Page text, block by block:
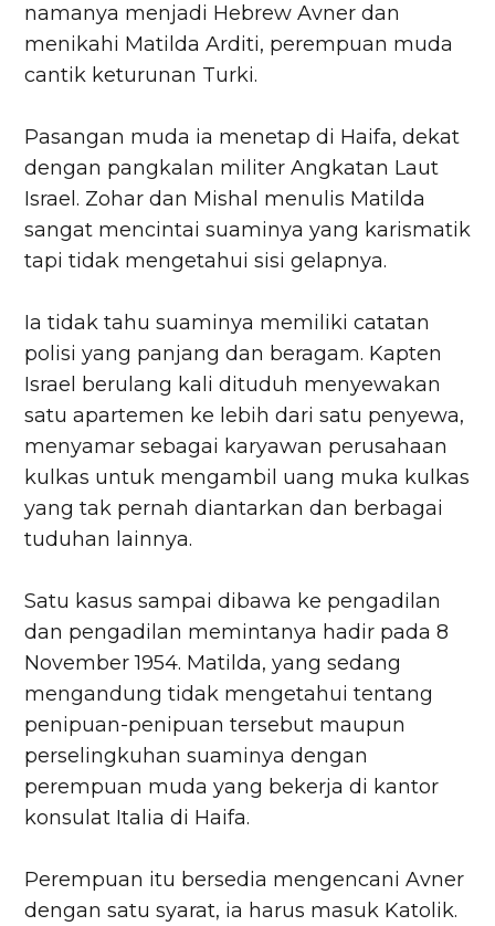
namanya menjadi Hebrew Avner dan
menikahi Matilda Arditi, perempuan muda
cantik keturunan Turki.
Pasangan muda ia menetap di Haifa, dekat
dengan pangkalan militer Angkatan Laut
Israel. Zohar dan Mishal menulis Matilda
sangat mencintai suaminya yang karismatik
tapi tidak mengetahui sisi gelapnya.
Ia tidak tahu suaminya memiliki catatan
polisi yang panjang dan beragam. Kapten
Israel berulang kali dituduh menyewakan
satu apartemen ke lebih dari satu penyewa,
menyamar sebagai karyawan perusahaan
kulkas untuk mengambil uang muka kulkas
yang tak pernah diantarkan dan berbagai
tuduhan lainnya.
Satu kasus sampai dibawa ke pengadilan
dan pengadilan memintanya hadir pada 8
November 1954. Matilda, yang sedang
mengandung tidak mengetahui tentang
penipuan-penipuan tersebut maupun
perselingkuhan suaminya dengan
perempuan muda yang bekerja di kantor
konsulat Italia di Haifa.
Perempuan itu bersedia mengencani Avner
dengan satu syarat, ia harus masuk Katolik.